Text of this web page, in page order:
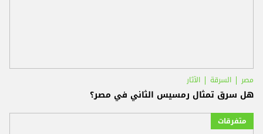
مصر السرقة الآثار
هل سرق تمثال رمسيس الثاني في مصر؟
متفرقات